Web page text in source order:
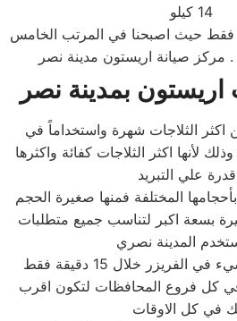
14 كيلو
فقط حيث اصبحنا في المرتب الخامس
صيانة اريستون مدينة نصر
اريستون بمدينة نصر
اكثر الثلاجات شهرة واستخداماً في
لأنها اكثر الثلاجات كفائة واكثرها
المختلفة فمنها صغيرة الحجم
بسعة اكبر لتناسب جميع متطلبات
في كل فروع المحافظات لتكون اقرب
في كل الاوقات